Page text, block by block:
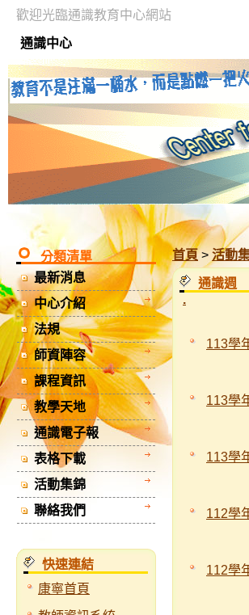
通識中心
歡迎光臨通識教育中心網站
分類清單
最新消息
中心介紹
法規
師資陣容
課程資訊
教學天地
通識電子報
表格下載
活動集錦
聯絡我們
快速連結
康寧首頁
首頁> 活動
通識週
.
113學
113學
113學
112學
112學